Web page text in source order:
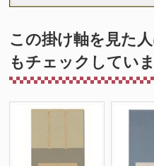
この掛け軸を見た
もチェックしていま